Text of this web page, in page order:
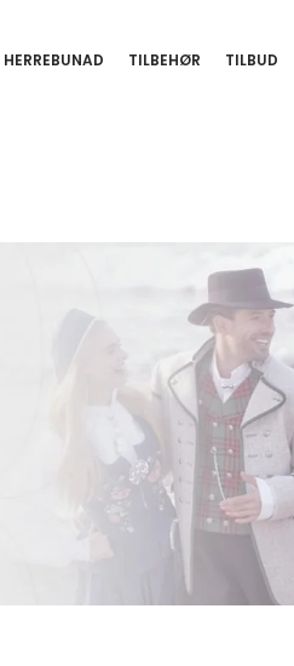
HERREBUNAD TILBEHØR TILBUD